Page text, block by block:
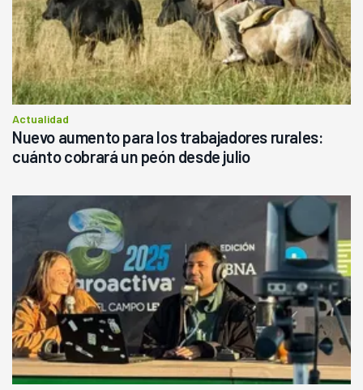
Actualidad
Nuevo aumento para los trabajadores rurales:
cuánto cobrará un peón desde julio